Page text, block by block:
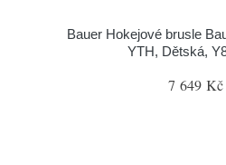
Bauer Hokejové brusle
YTH, Dětská,
7 649 Kč